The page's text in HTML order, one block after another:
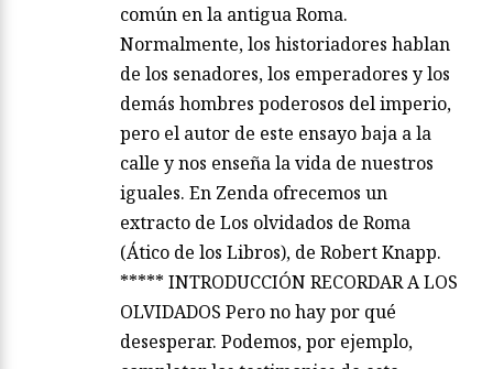
común en la antigua Roma.
Normalmente, los historiadores hablan
de los senadores, los emperadores y los
demás hombres poderosos del imperio,
pero el autor de este ensayo baja a la
calle y nos enseña la vida de nuestros
iguales. En Zenda ofrecemos un
extracto de Los olvidados de Roma
(Ático de los Libros), de Robert Knapp.
***** INTRODUCCIÓN RECORDAR A LOS
OLVIDADOS Pero no hay por qué
desesperar. Podemos, por ejemplo,